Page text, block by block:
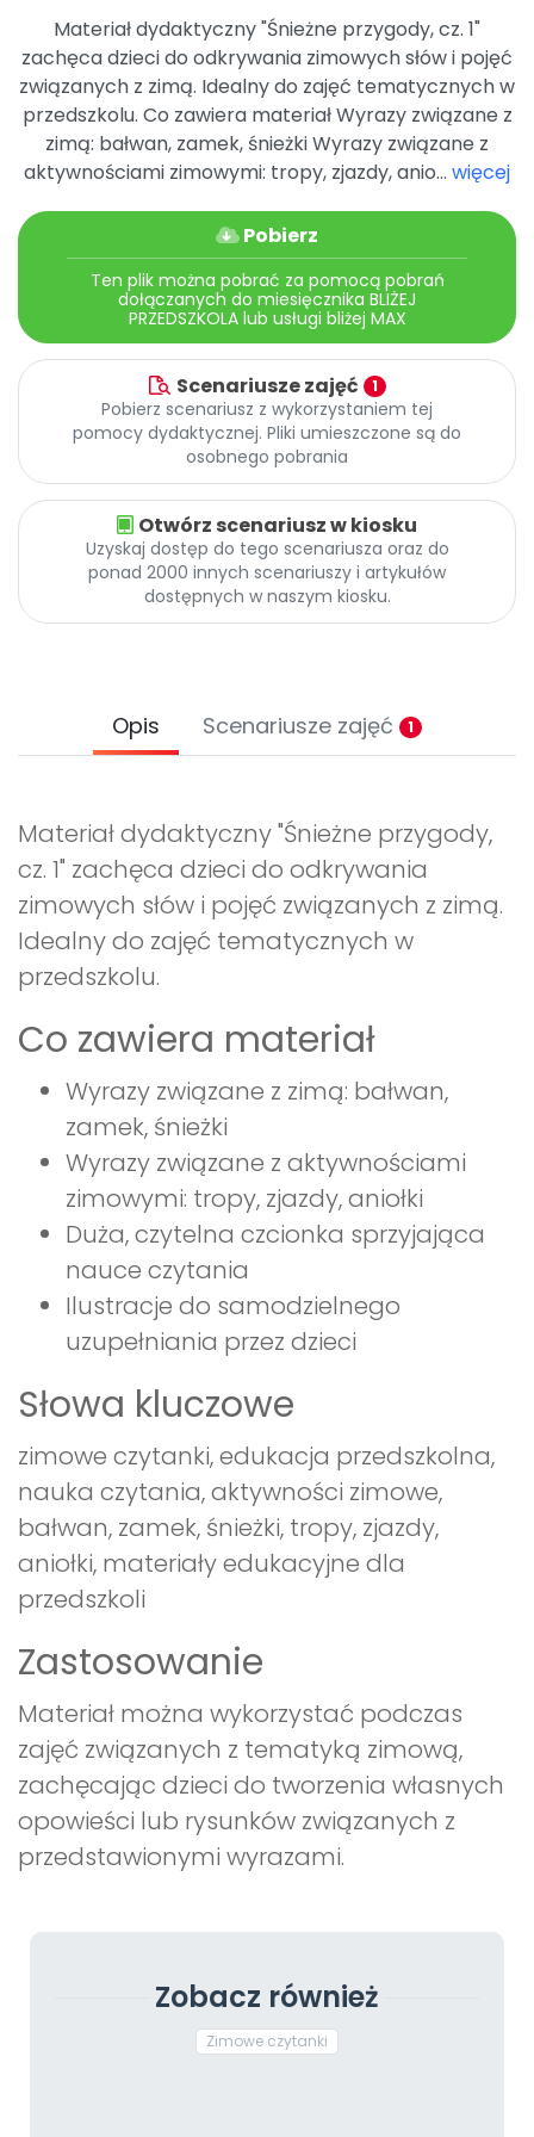
Pomoc
Promocje
Materiał dydaktyczny "Śnieżne przygody, cz. 1"
zachęca dzieci do odkrywania zimowych słów i pojęć
związanych z zimą. Idealny do zajęć tematycznych w
przedszkolu. Co zawiera materiał Wyrazy związane z
zimą: bałwan, zamek, śnieżki Wyrazy związane z
aktywnościami zimowymi: tropy, zjazdy, anio... więcej
Pobierz
Ten plik można pobrać za pomocą pobrań
dołączanych do miesięcznika BLIŻEJ
PRZEDSZKOLA lub usługi bliżej MAX
Scenariusze zajęć 1
Pobierz scenariusz z wykorzystaniem tej
pomocy dydaktycznej. Pliki umieszczone są do
osobnego pobrania
Otwórz scenariusz w kiosku
Uzyskaj dostęp do tego scenariusza oraz do
ponad 2000 innych scenariuszy i artykułów
dostępnych w naszym kiosku.
Opis Scenariusze zajęć 1
Materiał dydaktyczny "Śnieżne przygody,
cz. 1" zachęca dzieci do odkrywania
zimowych słów i pojęć związanych z zimą.
Idealny do zajęć tematycznych w
przedszkolu.
Co zawiera materiał
Wyrazy związane z zimą: bałwan,
zamek, śnieżki
Wyrazy związane z aktywnościami
zimowymi: tropy, zjazdy, aniołki
Duża, czytelna czcionka sprzyjająca
nauce czytania
Ilustracje do samodzielnego
uzupełniania przez dzieci
Słowa kluczowe
zimowe czytanki, edukacja przedszkolna,
nauka czytania, aktywności zimowe,
bałwan, zamek, śnieżki, tropy, zjazdy,
aniołki, materiały edukacyjne dla
przedszkoli
Zastosowanie
Materiał można wykorzystać podczas
zajęć związanych z tematyką zimową,
zachęcając dzieci do tworzenia własnych
opowieści lub rysunków związanych z
przedstawionymi wyrazami.
Zobacz również
Zimowe czytanki